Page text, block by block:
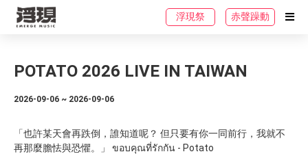
浮現祭 赤聲躁動
POTATO 2026 LIVE IN TAIWAN
2026-09-06 ~ 2026-09-06
「也許某天會再跌倒，誰知道呢？ 但只要有你一同前行，我就不
再那麼膽怯與恐懼。」 ขอบคุณที่รักกัน - Potato